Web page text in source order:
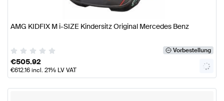
AMG KIDFIX M i-SIZE Kindersitz Original Mercedes Benz
Vorbestellung
€505.92
€612.16incl. 21% LV VAT